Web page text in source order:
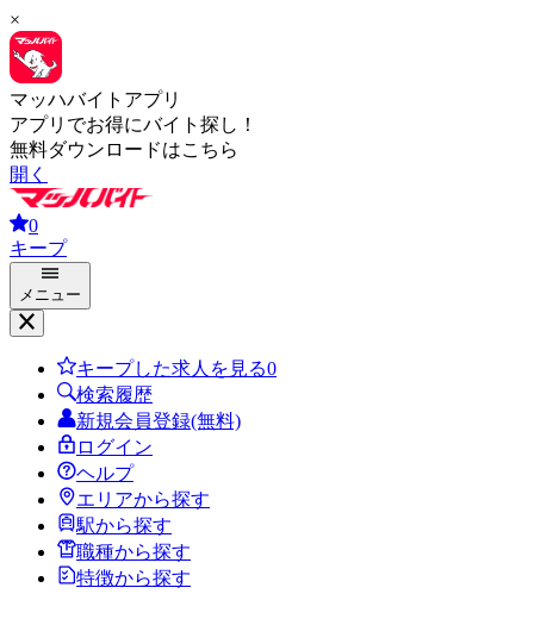
×
マッハバイトアプリ
アプリでお得にバイト探し！
無料ダウンロードはこちら
開く
0
キープ
メニュー
キープした求人を見る0
検索履歴
新規会員登録(無料)
ログイン
ヘルプ
エリアから探す
駅から探す
職種から探す
特徴から探す